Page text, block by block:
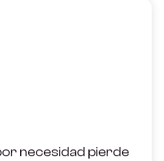
necesidad pierde